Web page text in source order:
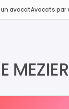
un avocatAvocats par